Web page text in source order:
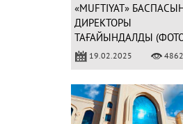
«MUFTIYAT»
ДИРЕКТОРЫ
ТАҒАЙЫНДАЛДЫ
19.02.2025 4862